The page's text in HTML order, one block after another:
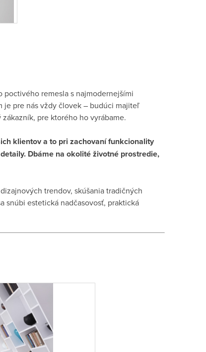
poctivého remesla s najmodernejšími
pre nás vždy človek – budúci majiteľ
pre ktorého ho vyrábame.
klientov a to pri zachovaní funkcionality
Dbáme na okolité životné prostredie,
trendov, skúšania tradičných
snúbi estetická nadčasovosť, praktická